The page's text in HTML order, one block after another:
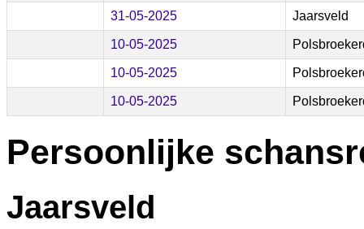
31-05-2025 Jaarsveld
10-05-2025
10-05-2025
10-05-2025
Persoonlijke
Jaarsveld